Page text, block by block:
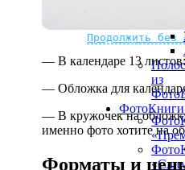
Продолжить без
из
ФотоКниги
— В календаре 13
— Обложка для
— В кружочек на
именно фото хотите на
Форматы и